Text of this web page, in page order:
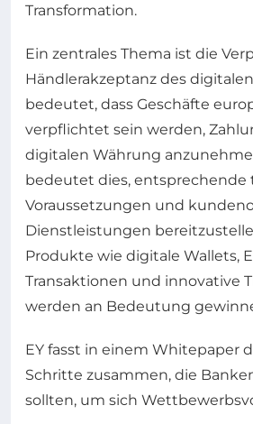
Transformation.
Ein zentrales Thema ist die
Händlerakzeptanz des
bedeutet, dass Geschäfte
verpflichtet sein werden,
digitalen Währung
bedeutet dies, entsprechende
Voraussetzungen und
Dienstleistungen
Produkte wie digitale Wallets,
Transaktionen und innovative
werden an Bedeutung
EY fasst in einem Whitepaper
Schritte zusammen, die
sollten, um sich